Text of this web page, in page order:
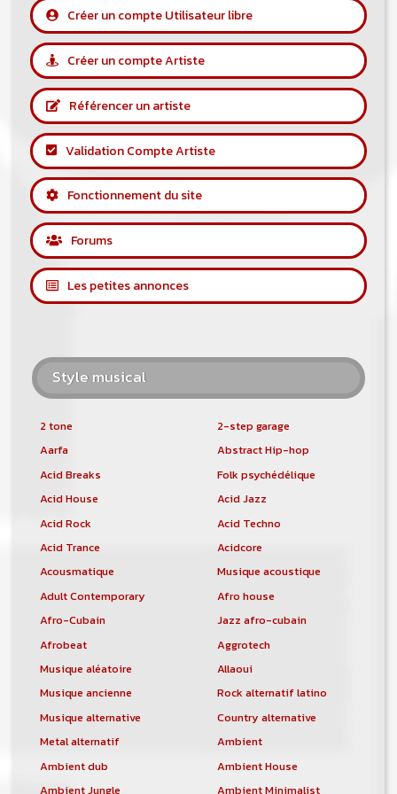
Créer un compte Utilisateur libre
Créer un compte Artiste
Référencer un artiste
Validation Compte Artiste
Fonctionnement du site
Forums
Les petites annonces
Style musical
2 tone
2-step garage
Aarfa
Abstract Hip-hop
Acid Breaks
Folk psychédélique
Acid House
Acid Jazz
Acid Rock
Acid Techno
Acid Trance
Acidcore
Acousmatique
Musique acoustique
Adult Contemporary
Afro house
Afro-Cubain
Jazz afro-cubain
Afrobeat
Aggrotech
Musique aléatoire
Allaoui
Musique ancienne
Rock alternatif latino
Musique alternative
Country alternative
Metal alternatif
Ambient
Ambient dub
Ambient House
Ambient Jungle
Ambient Minimalist